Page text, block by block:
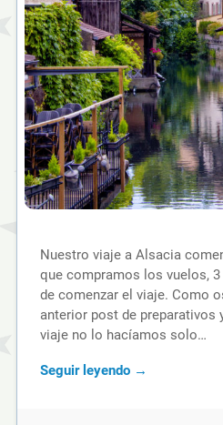
Nuestro viaje a Alsacia
que compramos los vuelos,
de comenzar el viaje. Como
anterior post de preparativos
viaje no lo hacíamos solo…
Seguir leyendo →